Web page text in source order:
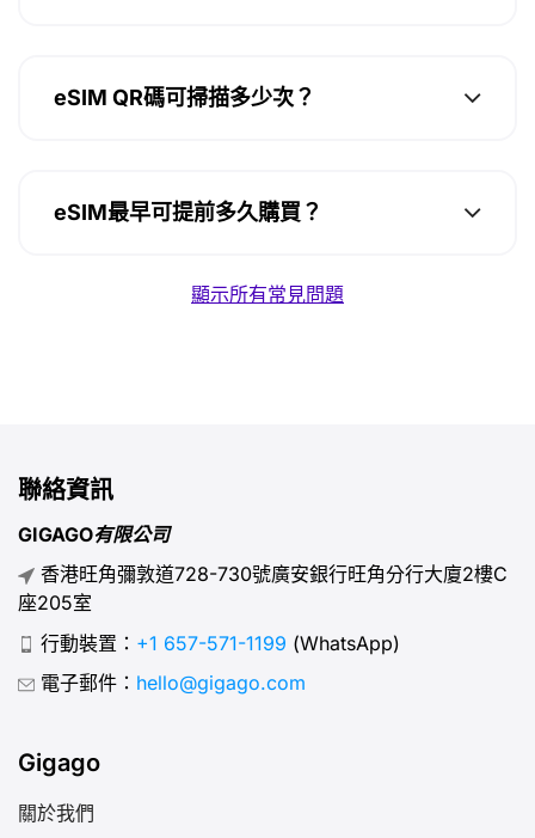
eSIM QR碼可掃描多少次？
eSIM最早可提前多久購買？
顯示所有常見問題
聯絡資訊
GIGAGO有限公司
香港旺角彌敦道728-730號廣安銀行旺角分行大廈2樓C
座205室
行動裝置： +1 657-571-1199 (WhatsApp)
電子郵件： hello@gigago.com
Gigago
關於我們